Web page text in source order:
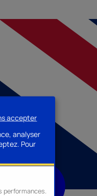
analyser
Pour
performances.
accepter